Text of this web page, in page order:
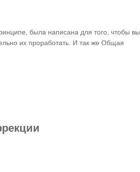
была написана для того, чтобы вы
их проработать. И так же Общая